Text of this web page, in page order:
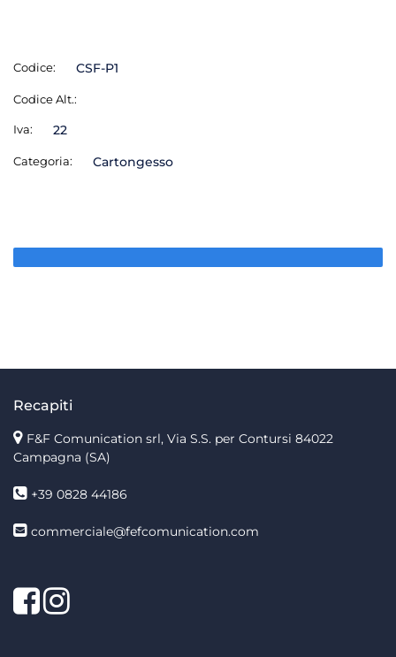
Codice: CSF-P1
Codice Alt.:
Iva: 22
Categoria: Cartongesso
Recapiti
F&F Comunication srl, Via S.S. per Contursi 84022
Campagna (SA)
+39 0828 44186
commerciale@fefcomunication.com
Facebook
Twitter